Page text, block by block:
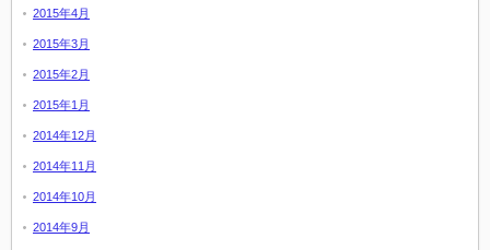
2015年4月
2015年3月
2015年2月
2015年1月
2014年12月
2014年11月
2014年10月
2014年9月